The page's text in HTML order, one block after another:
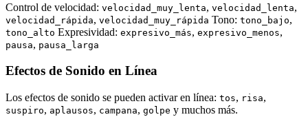
Control de velocidad: velocidad_muy_lenta, velocidad_lenta,
velocidad_rápida, velocidad_muy_rápida Tono: tono_bajo,
tono_alto Expresividad: expresivo_más, expresivo_menos,
pausa, pausa_larga
Efectos de Sonido en Línea
Los efectos de sonido se pueden activar en línea: tos, risa,
suspiro, aplausos, campana, golpe y muchos más.